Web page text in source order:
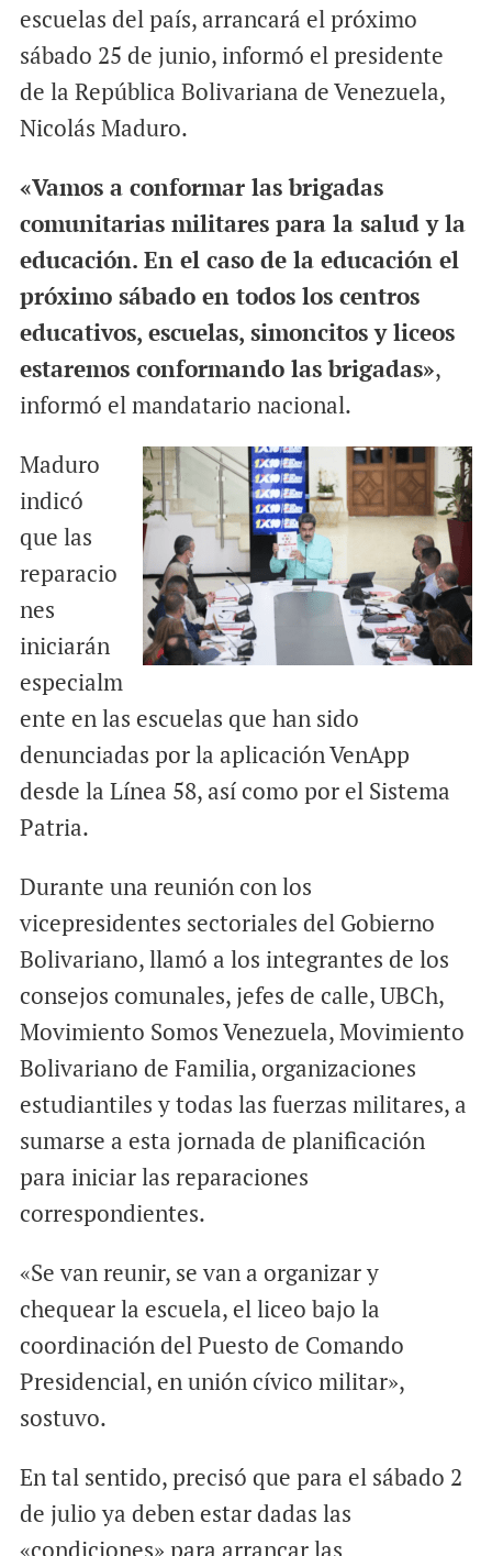
escuelas del país, arrancará el próximo
sábado 25 de junio, informó el presidente
de la República Bolivariana de Venezuela,
Nicolás Maduro.
«Vamos a conformar las brigadas
comunitarias militares para la salud y la
educación. En el caso de la educación el
próximo sábado en todos los centros
educativos, escuelas, simoncitos y liceos
estaremos conformando las brigadas»,
informó el mandatario nacional.
Maduro
indicó
que las
reparacio
nes
iniciarán
especialm
ente en las escuelas que han sido
denunciadas por la aplicación VenApp
desde la Línea 58, así como por el Sistema
Patria.
Durante una reunión con los
vicepresidentes sectoriales del Gobierno
Bolivariano, llamó a los integrantes de los
consejos comunales, jefes de calle, UBCh,
Movimiento Somos Venezuela, Movimiento
Bolivariano de Familia, organizaciones
estudiantiles y todas las fuerzas militares, a
sumarse a esta jornada de planificación
para iniciar las reparaciones
correspondientes.
«Se van reunir, se van a organizar y
chequear la escuela, el liceo bajo la
coordinación del Puesto de Comando
Presidencial, en unión cívico militar»,
sostuvo.
En tal sentido, precisó que para el sábado 2
de julio ya deben estar dadas las
«condiciones» para arrancar las